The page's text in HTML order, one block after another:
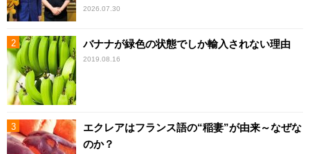
2026.07.30
バナナが緑色の状態でしか輸入されない理由
2019.08.16
エクレアはフランス語の“稲妻”が由来～なぜな
のか？